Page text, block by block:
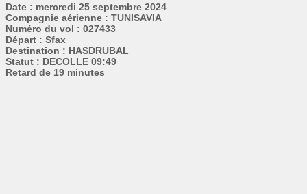
Date : mercredi 25 septembre 2024
Compagnie aérienne : TUNISAVIA
Numéro du vol : 027433
Départ : Sfax
Destination : HASDRUBAL
Statut : DECOLLE 09:49
Retard de 19 minutes